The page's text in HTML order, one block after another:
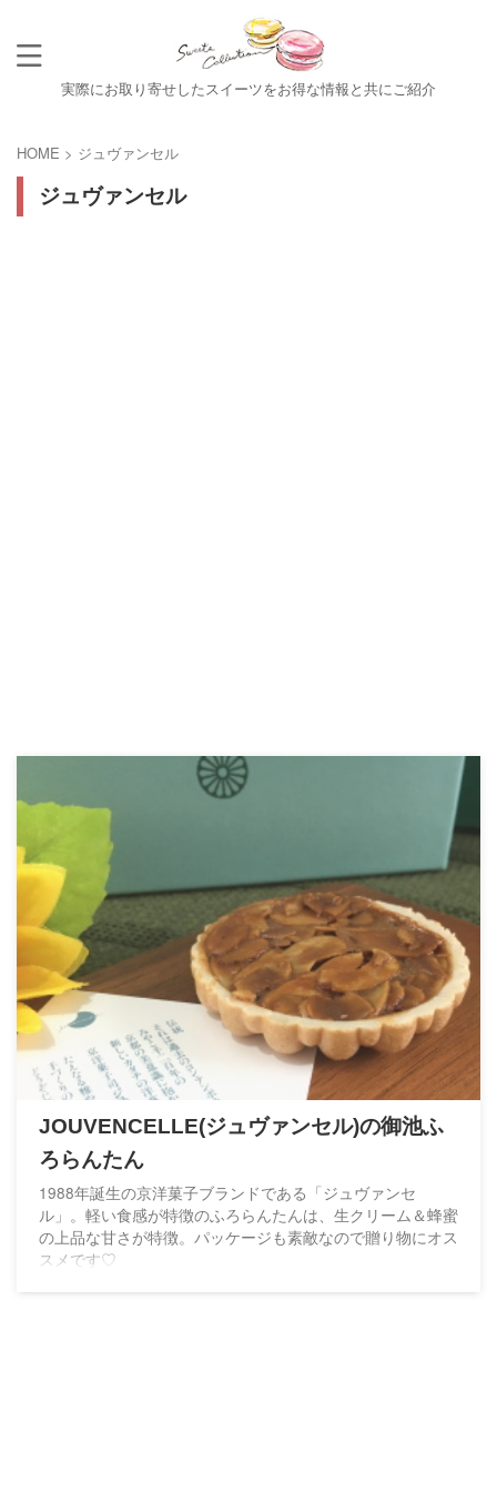
実際にお取り寄せしたスイーツをお得な情報と共にご紹介
HOME > ジュヴァンセル
ジュヴァンセル
JOUVENCELLE(ジュヴァンセル)の御池ふ
ろらんたん
1988年誕生の京洋菓子ブランドである「ジュヴァンセ
ル」。軽い食感が特徴のふろらんたんは、生クリーム＆蜂蜜
の上品な甘さが特徴。パッケージも素敵なので贈り物にオス
スメです♡